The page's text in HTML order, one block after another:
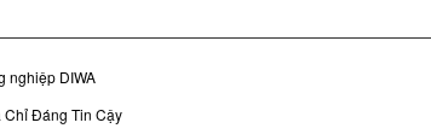
nghiệp DIWA
Chỉ Đáng Tin Cậy